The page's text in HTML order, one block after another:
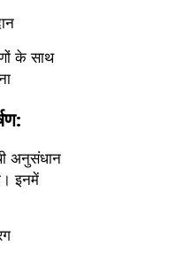
के साथ
अनुसंधान
इनमें